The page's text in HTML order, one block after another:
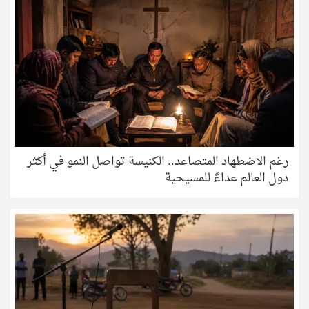
رغم الاضطهاد المتصاعد.. الكنيسة تواصل النمو في أكثر
دول العالم عداءً للمسيحية